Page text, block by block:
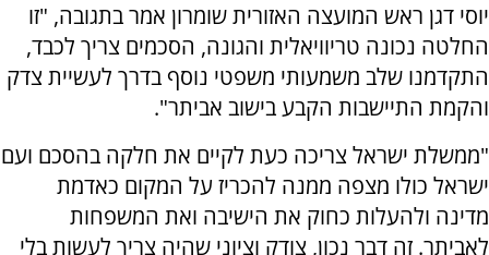
יוסי דגן ראש המועצה האזורית שומרון אמר בתגובה, "זו
החלטה נכונה טריוויאלית והגונה, הסכמים צריך לכבד,
התקדמנו שלב משמעותי משפטי נוסף בדרך לעשיית צדק
והקמת התיישבות הקבע בישוב אביתר".
"ממשלת ישראל צריכה כעת לקיים את חלקה בהסכם ועם
ישראל כולו מצפה ממנה להכריז על המקום כאדמת
מדינה ולהעלות כחוק את הישיבה ואת המשפחות
לאביתר. זה דבר נכון, צודק וציוני שהיה צריך לעשות בלי